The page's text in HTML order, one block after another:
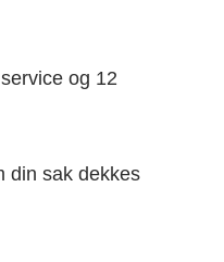
og 12
din sak dekkes